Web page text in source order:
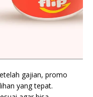
gajian, promo
yang tepat.